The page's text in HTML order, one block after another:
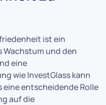
ist ein
und den
eine
wie InvestGlass kann
eine entscheidende Rolle
auf die